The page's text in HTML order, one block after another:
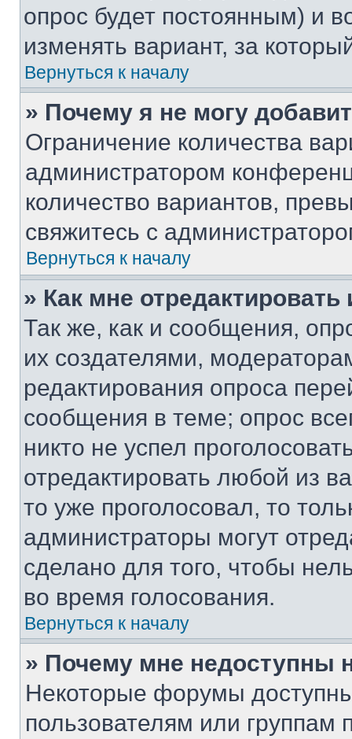
опрос будет постоянным) и
изменять вариант, за
Вернуться к началу
» Почему я не могу
Ограничение количества
администратором
количество вариантов,
свяжитесь с
Вернуться к началу
» Как мне
Так же, как и сообщения,
их создателями,
редактирования опроса
сообщения в теме; опрос
никто не успел
отредактировать любой из
то уже проголосовал, то
администраторы могут
сделано для того, чтобы
во время голосования.
Вернуться к началу
» Почему мне недоступны
Некоторые форумы
пользователям или группам